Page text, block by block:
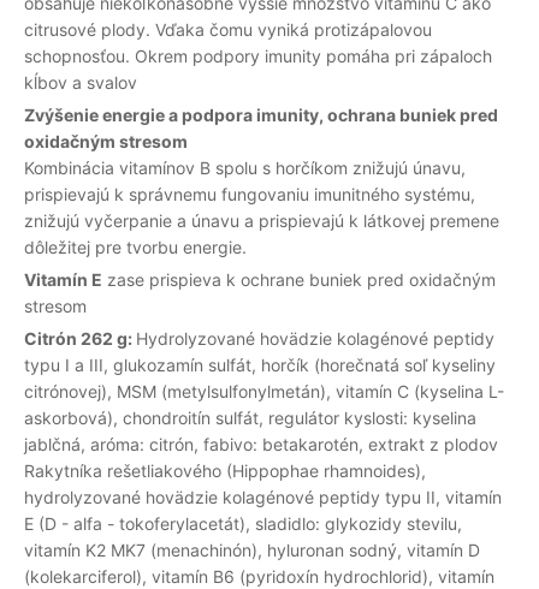
citrusové plody. Vďaka čomu vyniká protizápalovou
schopnosťou. Okrem podpory imunity pomáha pri zápaloch
kĺbov a svalov
Zvýšenie energie a podpora imunity, ochrana buniek pred
oxidačným stresom
Kombinácia vitamínov B spolu s horčíkom znižujú únavu,
prispievajú k správnemu fungovaniu imunitného systému,
znižujú vyčerpanie a únavu a prispievajú k látkovej premene
dôležitej pre tvorbu energie.
Vitamín E zase prispieva k ochrane buniek pred oxidačným
stresom
Citrón 262 g: Hydrolyzované hovädzie kolagénové peptidy
typu I a III, glukozamín sulfát, horčík (horečnatá soľ kyseliny
citrónovej), MSM (metylsulfonylmetán), vitamín C (kyselina L-
askorbová), chondroitín sulfát, regulátor kyslosti: kyselina
jablčná, aróma: citrón, fabivo: betakarotén, extrakt z plodov
Rakytníka rešetliakového (Hippophae rhamnoides),
hydrolyzované hovädzie kolagénové peptidy typu II, vitamín
E (D - alfa - tokoferylacetát), sladidlo: glykozidy stevilu,
vitamín K2 MK7 (menachinón), hyluronan sodný, vitamín D
(kolekarciferol), vitamín B6 (pyridoxín hydrochlorid), vitamín